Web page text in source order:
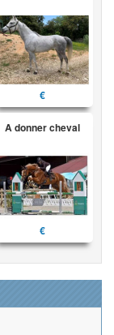
€
A donner cheval
€